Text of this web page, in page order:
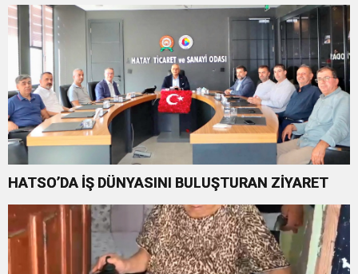
HATSO’DA İŞ DÜNYASINI BULUŞTURAN ZİYARET